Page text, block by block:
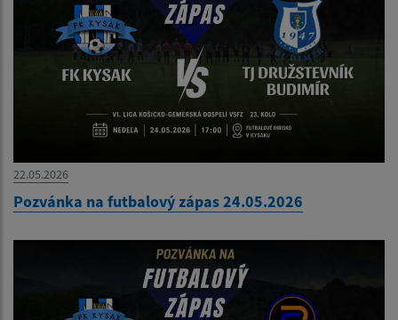
22.05.2026
Pozvánka na futbalový zápas 24.05.2026